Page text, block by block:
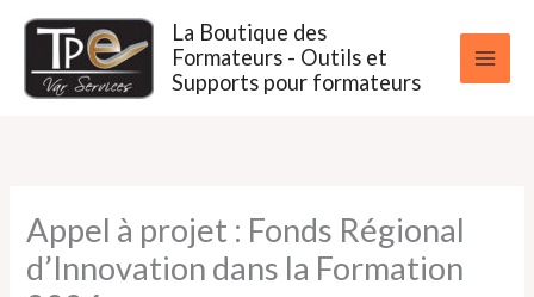
contenu
La Boutique des
Formateurs - Outils et
Supports pour formateurs
Appel à projet : Fonds Régional
d’Innovation dans la Formation